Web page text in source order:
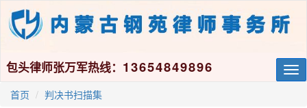
包头律师张万军热线： 13654849896
首页 判决书扫描集